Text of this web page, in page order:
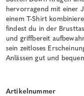
hervorragend mit einer
einem T-Shirt
findest du in der
und griffbereit
sein zeitloses
Anlässen gut und
Artikelnummer